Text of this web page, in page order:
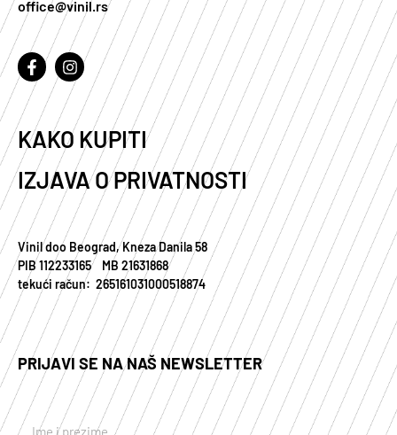
office@vinil.rs
KAKO KUPITI
IZJAVA O PRIVATNOSTI
Vinil doo Beograd, Kneza Danila 58
PIB 112233165 MB 21631868
tekući račun: 265161031000518874
PRIJAVI SE NA NAŠ NEWSLETTER